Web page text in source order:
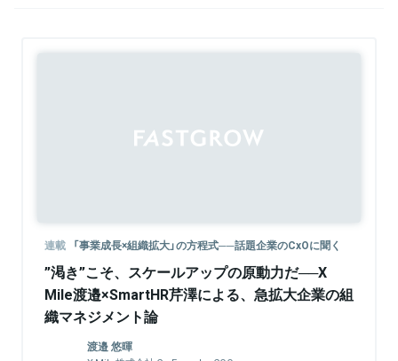
連載 「事業成長×組織拡大」の方程式──話題企業のCxOに聞く
”渇き”こそ、スケールアップの原動力だ──X
Mile渡邉×SmartHR芹澤による、急拡大企業の組
織マネジメント論
渡邉 悠暉